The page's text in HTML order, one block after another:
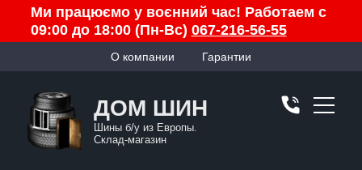
Ми працюємо у воєнний час! Работаем с
09:00 до 18:00 (Пн-Вс) 067-216-56-55
О компании Гарантии
ДОМ ШИН
Шины б/у из Европы.
Склад-магазин